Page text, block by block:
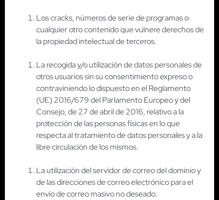
Los cracks, números de serie de programas o
cualquier otro contenido que vulnere derechos de
la propiedad intelectual de terceros.
La recogida y/o utilización de datos personales de
otros usuarios sin su consentimiento expreso o
contraviniendo lo dispuesto en el Reglamento
(UE) 2016/679 del Parlamento Europeo y del
Consejo, de 27 de abril de 2016, relativo a la
protección de las personas físicas en lo que
respecta al tratamiento de datos personales y a la
libre circulación de los mismos.
La utilización del servidor de correo del dominio y
de las direcciones de correo electrónico para el
envío de correo masivo no deseado.